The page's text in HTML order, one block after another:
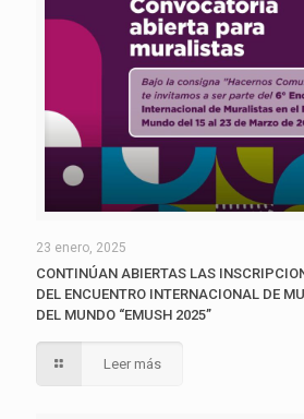
23 enero, 2025
CONTINÚAN ABIERTAS LAS
DEL ENCUENTRO INTERNACIONAL DE
DEL MUNDO “EMUSH 2025”
Leer más